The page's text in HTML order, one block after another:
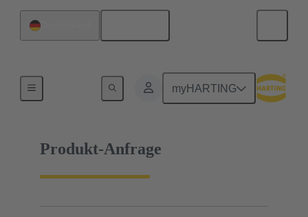
myHARTING
11 12 300 5201
Produkt-Anfrage